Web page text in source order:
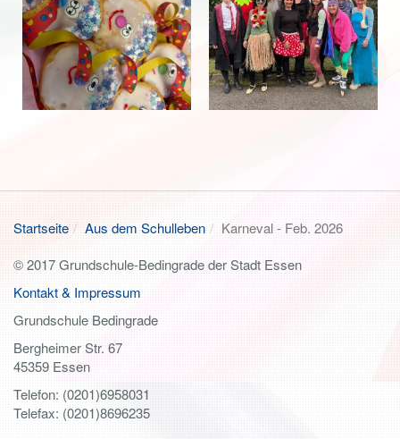
Startseite Aus dem Schulleben
Karneval - Feb. 2026
© 2017 Grundschule-Bedingrade der Stadt Essen
Kontakt & Impressum
Grundschule Bedingrade
Bergheimer Str. 67
45359 Essen
Telefon: (0201)6958031
Telefax: (0201)8696235